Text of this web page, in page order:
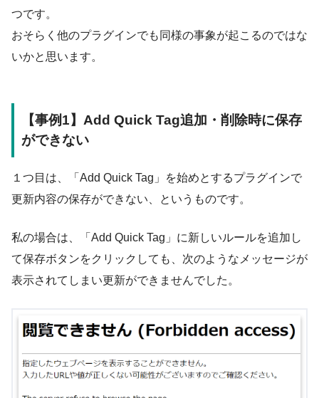
つです。
おそらく他のプラグインでも同様の事象が起こるのではな
いかと思います。
【事例1】Add Quick Tag追加・削除時に保存
ができない
１つ目は、「Add Quick Tag」を始めとするプラグインで
更新内容の保存ができない、というものです。
私の場合は、「Add Quick Tag」に新しいルールを追加し
て保存ボタンをクリックしても、次のようなメッセージが
表示されてしまい更新ができませんでした。